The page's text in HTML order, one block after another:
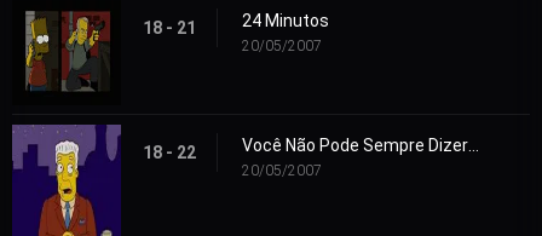
18 - 21 24 Minutos
20/05/2007
18 - 22
20/05/2007